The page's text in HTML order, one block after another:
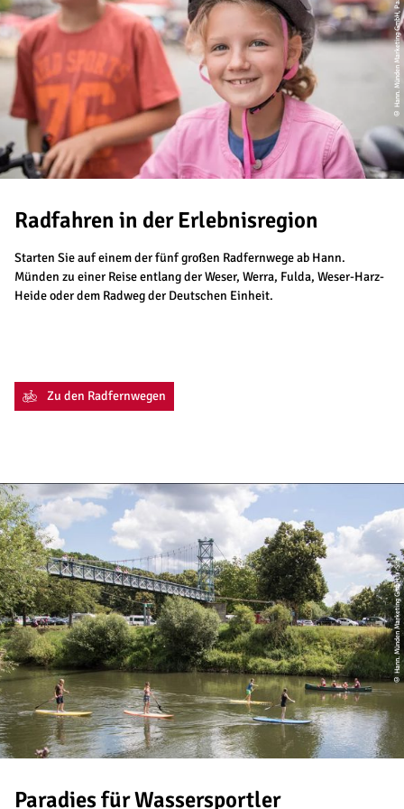
© Hann. Münden Marketing GmbH, Paavo Blafield
Radfahren in der Erlebnisregion
Starten Sie auf einem der fünf großen Radfernwege ab Hann.
Münden zu einer Reise entlang der Weser, Werra, Fulda, Weser-Harz-
Heide oder dem Radweg der Deutschen Einheit.
Zu den Radfernwegen
© Hann. Münden Marketing GmbH, Y-Site
Paradies für Wassersportler